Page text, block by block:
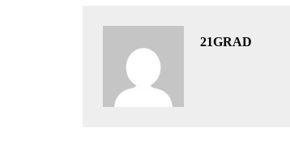
21GRAD